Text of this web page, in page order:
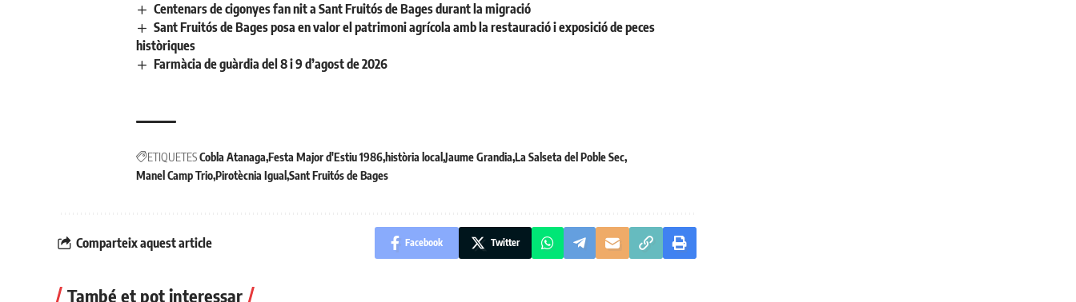
Centenars de cigonyes fan nit a Sant Fruitós de Bages durant la migració
Sant Fruitós de Bages posa en valor el patrimoni agrícola amb la restauració i exposició de peces
històriques
Farmàcia de guàrdia del 8 i 9 d’agost de 2026
ETIQUETESCobla Atanaga Festa Major d'Estiu 1986 història local Jaume Grandia La Salseta del Poble Sec
Manel Camp TrioPirotècnia Igual Sant Fruitós de Bages
Comparteix aquest article Facebook Twitter
També et pot interessar